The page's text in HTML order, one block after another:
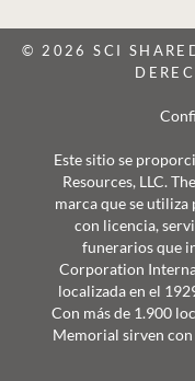
© 2026 SCI
Este sitio se
Resources, LLC.
marca que se
con licencia,
funerarios que
Corporation
localizada en el
Con más de 1.900
Memorial sirven